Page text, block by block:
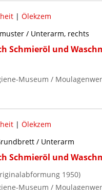
| Ölekzem
/ Unterarm, rechts
Schmieröl und
Museum /
| Ölekzem
/ Unterarm
Schmieröl und
1950)
Museum /